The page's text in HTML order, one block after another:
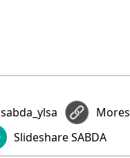
sabda_ylsa
Mores
Slideshare SABDA